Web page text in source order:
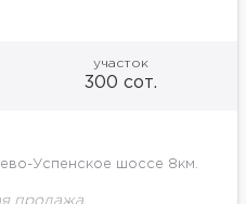
участок
300 сот.
Успенское шоссе 8км.
продажа.